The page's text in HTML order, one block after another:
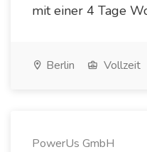
mit einer 4 Tage
Berlin Vollzeit
PowerUs GmbH